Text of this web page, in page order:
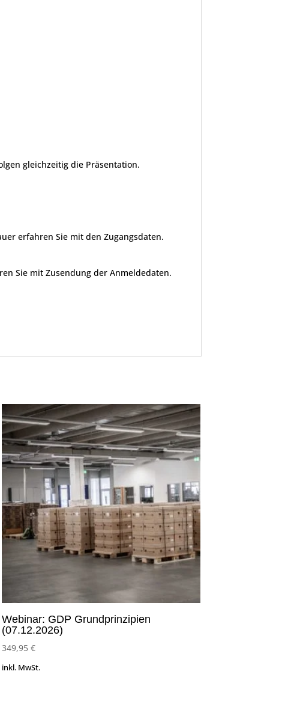
gleichzeitig die Präsentation.
erfahren Sie mit den Zugangsdaten.
Sie mit Zusendung der Anmeldedaten.
Webinar: GDP Grundprinzipien
(07.12.2026)
349,95€
inkl. MwSt.